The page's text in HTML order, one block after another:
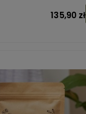
135,90 zł